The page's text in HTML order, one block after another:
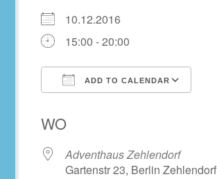
10.12.2016
15:00 - 20:00
ADD TO CALENDAR
WO
Adventhaus Zehlendorf
Gartenstr 23, Berlin Zehlendorf